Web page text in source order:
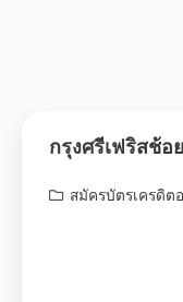
กรุงศรีเฟริสช้อ
สมัครบัตรเครดิต